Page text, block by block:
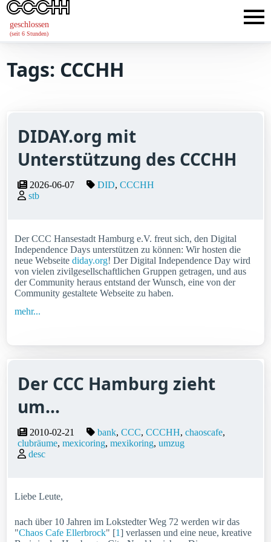
geschlossen
(seit 6 Stunden)
Tags: CCCHH
DIDAY.org mit
Unterstützung des CCCHH
2026-06-07 DID CCCHH
stb
Der CCC Hansestadt Hamburg e.V. freut sich, den Digital
Independence Days unterstützen zu können: Wir hosten die
neue Webseitediday.org! Der Digital Independence Day wird
von vielen zivilgesellschaftlichen Gruppen getragen, und aus
der Community heraus entstand der Wunsch, eine von der
Community gestaltete Webseite zu haben.
mehr...
Der CCC Hamburg zieht
um...
2010-02-21 bank CCC CCCHH chaoscafe
clubräume mexicoring mexikoring umzug
desc
Liebe Leute,
nach über 10 Jahren im Lokstedter Weg 72 werden wir das
"Chaos Cafe Ellerbrock" [1] verlassen und eine neue, kreative